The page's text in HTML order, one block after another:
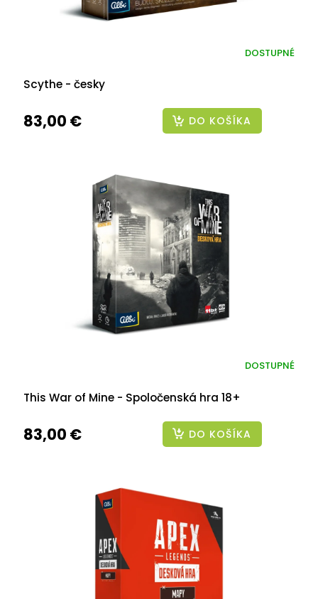
Scythe - česky
DOSTUPNÉ
83,00 € DO KOŠÍKA
This War of Mine - Spoločenská hra 18+
DOSTUPNÉ
83,00 € DO KOŠÍKA